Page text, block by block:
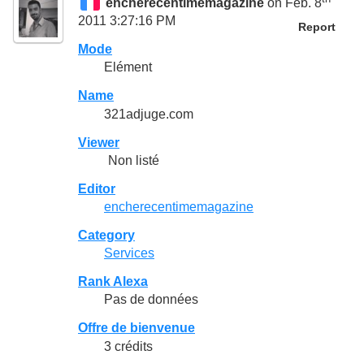
encherecentimemagazine on Feb. 8
2011 3:27:16 PM Report
Mode
Elément
Name
321adjuge.com
Viewer
Non listé
Editor
encherecentimemagazine
Category
Services
Rank Alexa
Pas de données
Offre de bienvenue
3 crédits